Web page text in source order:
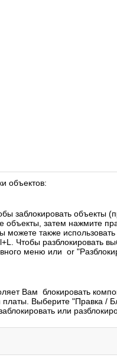
объектов:
заблокировать объекты
объекты, затем нажмите
также
Чтобы разблокировать
меню или or
Вам блокировать
Выберите "Правка /
или